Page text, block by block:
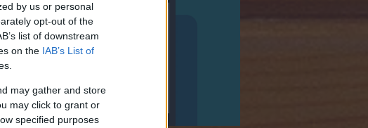
by us or personal
opt-out of the
list of downstream
on the IAB’s List of
may gather and store
may click to grant or
specified purposes